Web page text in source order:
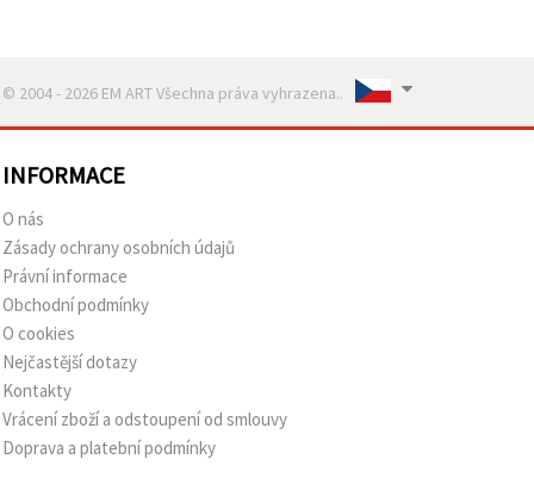
© 2004 - 2026 EM ART Všechna práva vyhrazena..
INFORMACE
O nás
Zásady ochrany osobních údajů
Právní informace
Obchodní podmínky
O cookies
Nejčastější dotazy
Kontakty
Vrácení zboží a odstoupení od smlouvy
Doprava a platební podmínky